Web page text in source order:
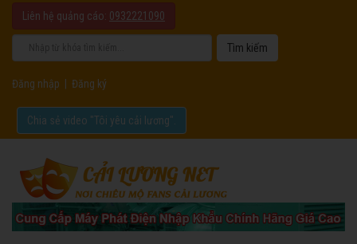
Liên hệ quảng cáo: 0932221090
Đăng nhập Đăng ký
Chia sẻ video "Tôi yêu cải lương".